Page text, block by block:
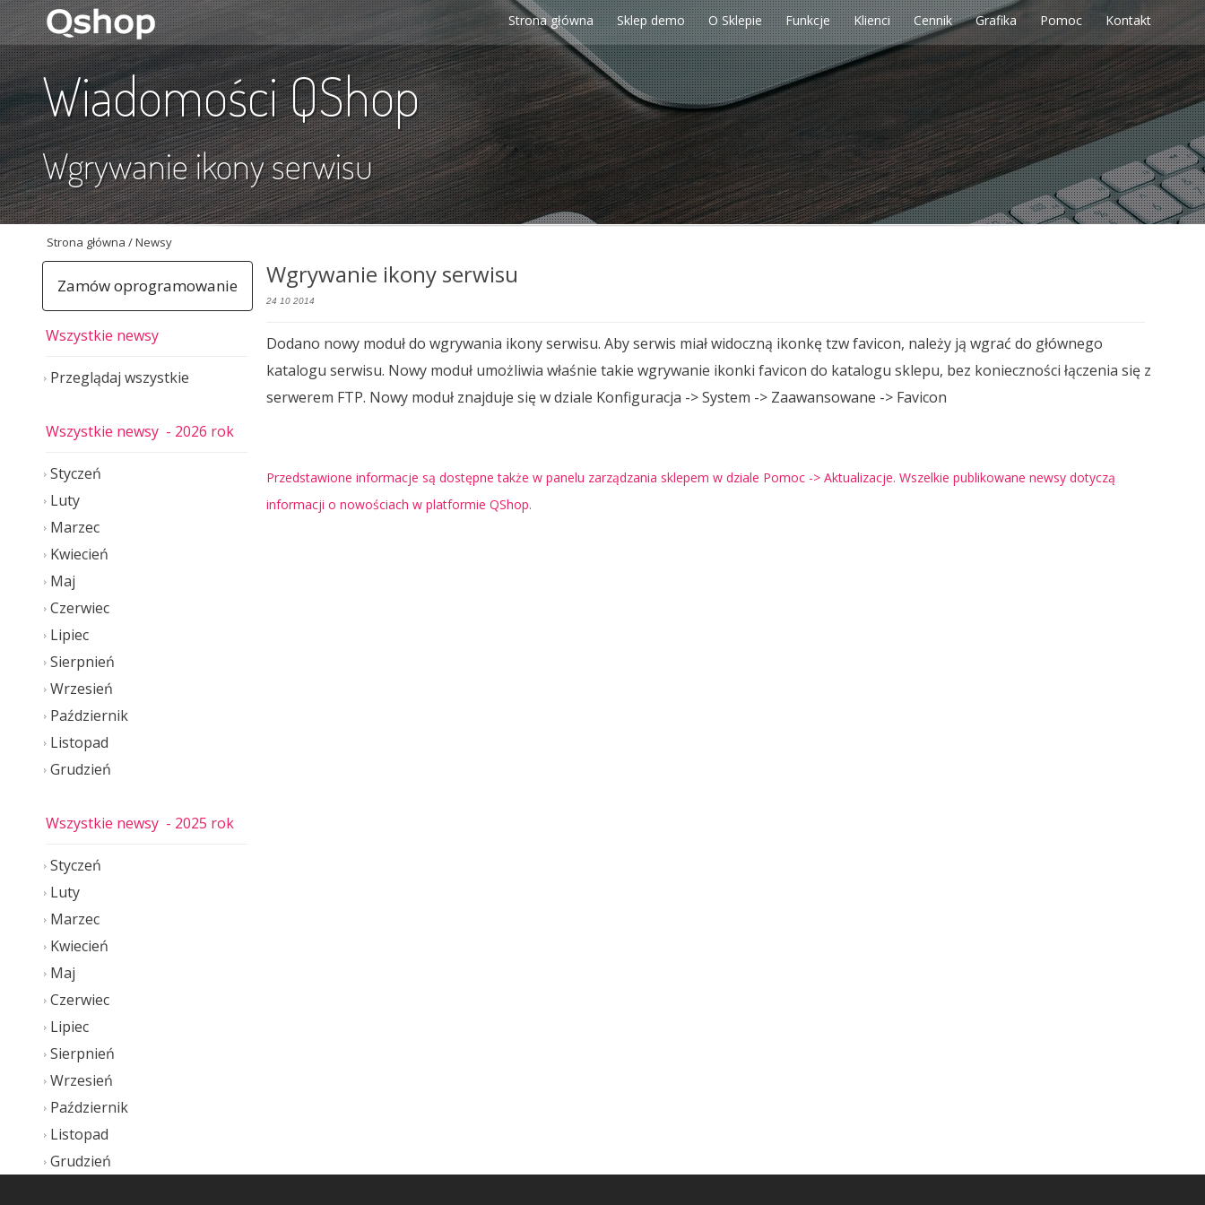
Strona główna Sklep demo O Sklepie Funkcje Klienci Cennik Grafika Pomoc Kontakt
Wiadomości QShop
Wgrywanie ikony serwisu
Strona główna / Newsy
Zamów oprogramowanie
Wszystkie newsy
Przeglądaj wszystkie
Wszystkie newsy - 2026 rok
Styczeń
Luty
Marzec
Kwiecień
Maj
Czerwiec
Lipiec
Sierpnień
Wrzesień
Październik
Listopad
Grudzień
Wszystkie newsy - 2025 rok
Styczeń
Luty
Marzec
Kwiecień
Maj
Czerwiec
Lipiec
Sierpnień
Wrzesień
Październik
Listopad
Grudzień
Wgrywanie ikony serwisu
24 10 2014
Dodano nowy moduł do wgrywania ikony serwisu. Aby serwis miał widoczną ikonkę tzw favicon, należy ją wgrać do głównego
katalogu serwisu. Nowy moduł umożliwia właśnie takie wgrywanie ikonki favicon do katalogu sklepu, bez konieczności łączenia się z
serwerem FTP. Nowy moduł znajduje się w dziale Konfiguracja -> System -> Zaawansowane -> Favicon
Przedstawione informacje są dostępne także w panelu zarządzania sklepem w dziale Pomoc -> Aktualizacje. Wszelkie publikowane newsy dotyczą
informacji o nowościach w platformie QShop.